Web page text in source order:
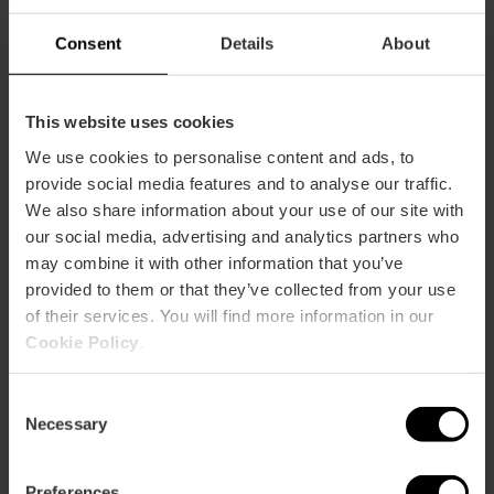
Consent Details About
This website uses cookies
We use cookies to personalise content and ads, to
provide social media features and to analyse our traffic.
We also share information about your use of our site with
our social media, advertising and analytics partners who
may combine it with other information that you’ve
provided to them or that they’ve collected from your use
of their services. You will find more information in our
Cookie Policy
Selection
Necessary
Come arrivare
Festa di San Vincenzo Ferreri
È prevista una zona riservata alle persone con
mobilità
ridotta per assistere all’offerta a San Vicente Ferrer,
Plaza del Ayuntamiento e Calle de la Sangre,
con